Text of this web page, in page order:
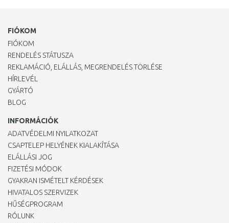
FIÓKOM
FIÓKOM
RENDELÉS STÁTUSZA
REKLAMÁCIÓ, ELÁLLÁS, MEGRENDELÉS TÖRLÉSE
HÍRLEVÉL
GYÁRTÓ
BLOG
INFORMÁCIÓK
ADATVÉDELMI NYILATKOZAT
CSAPTELEP HELYÉNEK KIALAKÍTÁSA
ELÁLLÁSI JOG
FIZETÉSI MÓDOK
GYAKRAN ISMÉTELT KÉRDÉSEK
HIVATALOS SZERVIZEK
HŰSÉGPROGRAM
RÓLUNK